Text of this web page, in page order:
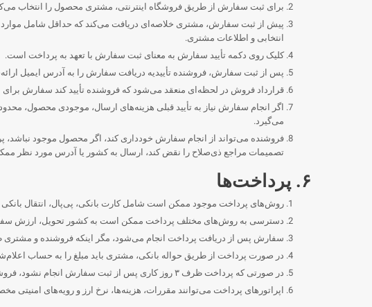
برای ثبت سفارش از طریق فروشگاه اینترنتی، مشتری محصول را انتخاب
پیش از ثبت سفارش، مشتری خلاصه‌ای دریافت می‌کند که حداقل شامل
انتخابی و اطلاعات مشتری.
کلیک روی دکمه تأیید سفارش به معنای ثبت سفارش با تعهد به پرداخت است.
پس از ثبت سفارش، فروشنده تأییدیه دریافت سفارش را به آدرس ایمیل
قرارداد فروش در لحظه‌ای منعقد می‌شود که فروشنده تأیید کند سفارش برای
اگر انجام سفارش نیاز به تأیید قبلی هزینه‌های ارسال، موجودی محصول،
می‌گیرد.
فروشنده می‌تواند از انجام سفارش خودداری کند، اگر محصول موجود
تصمیمات مراجع ذی‌صلاح را نقض کند، ارسال به کشور یا آدرس مورد نظر
۶. پرداخت‌ها
روش‌های پرداخت موجود ممکن است شامل کارت بانکی، پی‌پال، انتقال
دسترسی به روش‌های مختلف پرداخت ممکن است به کشور تحویل، ارزش
سفارش پس از دریافت پرداخت انجام می‌شود، مگر اینکه فروشنده و مشتری
در صورت پرداخت از طریق حواله بانکی، مشتری باید مبلغ را به حساب
در صورتی که پرداخت ظرف ۳ روز کاری پس از ثبت سفارش انجام نشود، فروشنده می‌تواند پس از اطلاع‌رسانی قبلی به مشتری، سفارش را لغو کند.
اپراتورهای پرداخت می‌توانند مقررات، هزینه‌ها، نرخ ارز و رویه‌های